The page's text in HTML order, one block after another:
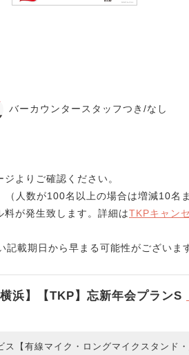
バーカウンタースタッフつき/なし
よりご確認ください。
人数が100名以上の場合は増減10名ま
が発生致します。詳細はTKPキャン
載期日から早まる可能性がございま
横浜】【TKP】忘新年会プランS
ス【有線マイク・ロングマイクスタンド・